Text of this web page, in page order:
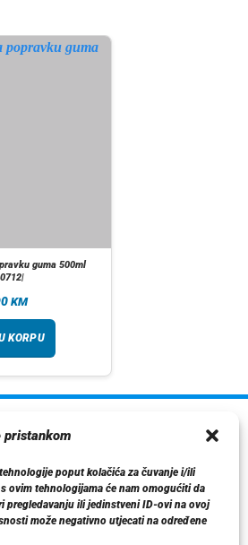
poput kolačića za čuvanje i/ili
ovim tehnologijama će nam omogućiti da
pregledavanju ili jedinstveni ID-ovi na ovoj
može negativno utjecati na određene
guma 500ml
KM
KORPU